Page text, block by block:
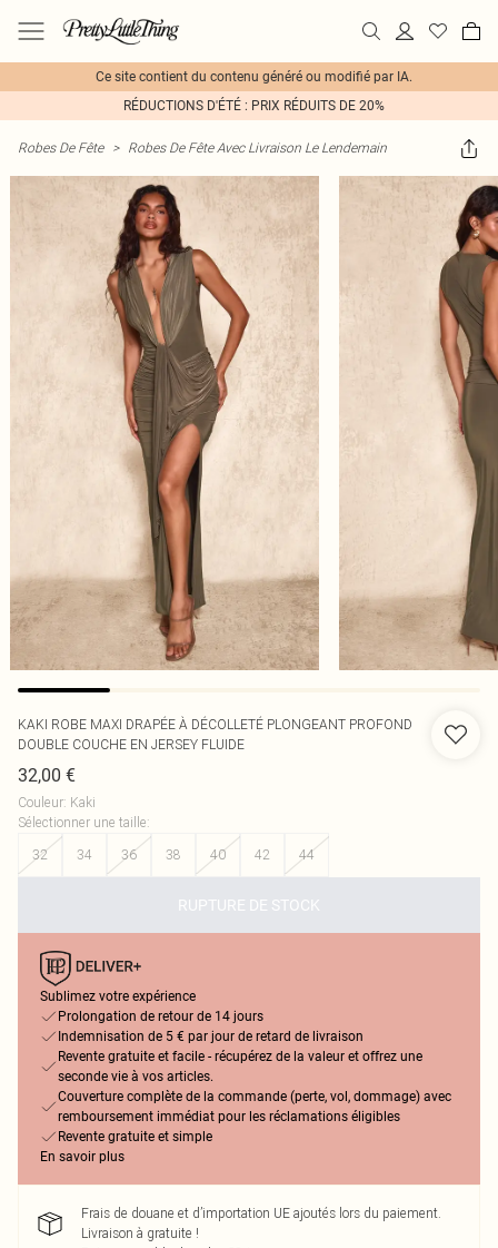
Ce site contient du contenu généré ou modifié par IA.
RÉDUCTIONS D'ÉTÉ : PRIX RÉDUITS DE 20%
Robes De Fête > Robes De Fête Avec Livraison Le Lendemain
KAKI ROBE MAXI DRAPÉE À DÉCOLLETÉ PLONGEANT PROFOND
DOUBLE COUCHE EN JERSEY FLUIDE
32,00 €
Couleur: Kaki
Sélectionner une taille:
32
34 36 38 40 42 44
RUPTURE DE STOCK
Sublimez votre expérience
Prolongation de retour de 14 jours
Indemnisation de 5 € par jour de retard de livraison
Revente gratuite et facile - récupérez de la valeur et offrez une
seconde vie à vos articles.
Couverture complète de la commande (perte, vol, dommage) avec
remboursement immédiat pour les réclamations éligibles
Revente gratuite et simple
En savoir plus
Frais de douane et d’importation UE ajoutés lors du paiement.
Livraison à gratuite !